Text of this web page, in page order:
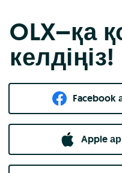
OLX–қа
келдіңіз!
Apple